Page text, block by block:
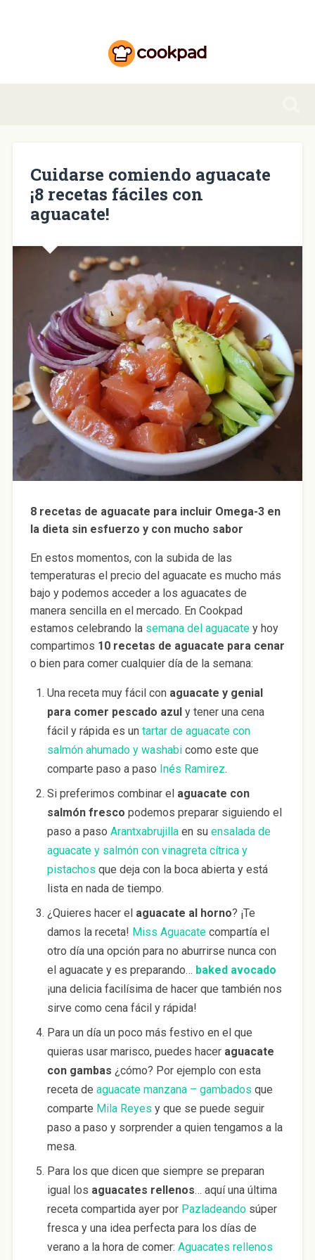
Cuidarse comiendo aguacate
¡8 recetas fáciles con
aguacate!
8 recetas de aguacate para incluir Omega-3 en
la dieta sin esfuerzo y con mucho sabor
En estos momentos, con la subida de las
temperaturas el precio del aguacate es mucho más
bajo y podemos acceder a los aguacates de
manera sencilla en el mercado. En Cookpad
estamos celebrando la semana del aguacatey hoy
compartimos 10 recetas de aguacate para cenar
o bien para comer cualquier día de la semana:
Una receta muy fácil con aguacate y genial
para comer pescado azul y tener una cena
fácil y rápida es un tartar de aguacate con
salmón ahumado y washabicomo este que
comparte paso a paso Inés Ramirez.
Si preferimos combinar el aguacate con
salmón fresco podemos preparar siguiendo el
paso a paso Arantxabrujillaen su ensalada de
aguacate y salmón con vinagreta cítrica y
pistachos que deja con la boca abierta y está
lista en nada de tiempo.
¿Quieres hacer el aguacate al horno? ¡Te
damos la receta! Miss Aguacatecompartía el
otro día una opción para no aburrirse nunca con
el aguacate y es preparando… baked avocado
¡una delicia facilísima de hacer que también nos
sirve como cena fácil y rápida!
Para un día un poco más festivo en el que
quieras usar marisco, puedes hacer aguacate
con gambas ¿cómo? Por ejemplo con esta
receta de aguacate manzana – gambados que
comparte Mila Reyes y que se puede seguir
paso a paso y sorprender a quien tengamos a la
mesa.
Para los que dicen que siempre se preparan
igual los aguacates rellenos… aquí una última
receta compartida ayer por Pazladeandosúper
fresca y una idea perfecta para los días de
verano a la hora de comer: Aguacates rellenos